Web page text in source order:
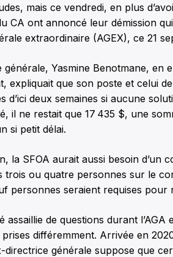
mais ce vendredi, en plus
CA ont annoncé leur démission
extraordinaire (AGEX), ce 21
Yasmine Benotmane, en
expliquait que son poste et celui
d’ici deux semaines si aucune
il ne restait que 17 435 $, une
si petit délai.
la SFOA aurait aussi besoin d’un
ou quatre personnes sur le
personnes seraient requises pour
assaillie de questions durant l’AGA
différemment. Arrivée en
directrice générale suppose que